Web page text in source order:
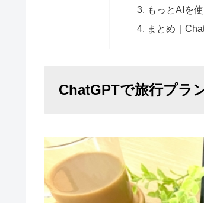
もっとAIを
まとめ｜
ChatGPTで旅行プラ